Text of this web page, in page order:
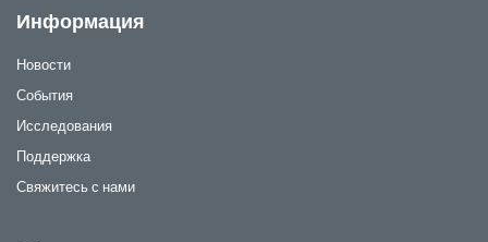
Информация
Новости
События
Исследования
Поддержка
Свяжитесь с нами